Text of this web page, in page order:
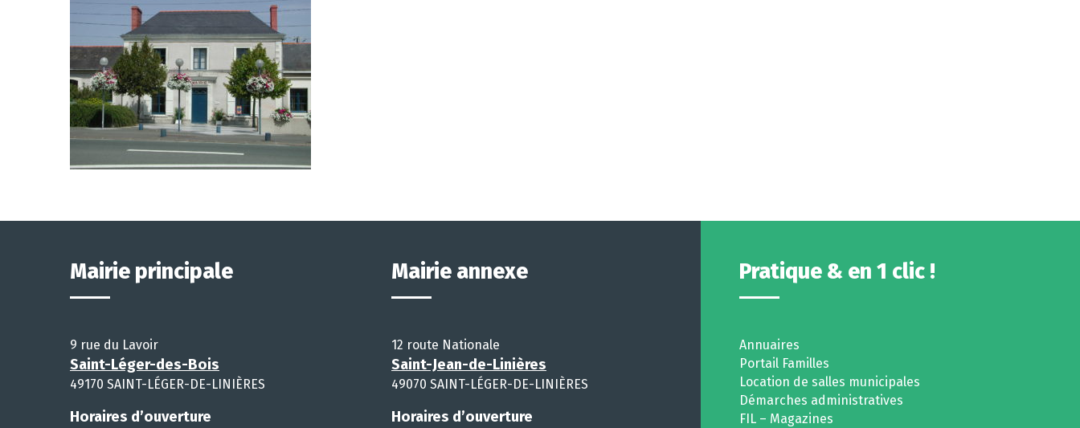
Mairie principale
9 rue du Lavoir
Saint-Léger-des-Bois
49170 SAINT-LÉGER-DE-LINIÈRES
Horaires d’ouverture
Mairie annexe
12 route Nationale
Saint-Jean-de-Linières
49070 SAINT-LÉGER-DE-LINIÈRES
Horaires d’ouverture
Pratique & en 1 clic !
Annuaires
Portail Familles
Location de salles municipales
Démarches administratives
FIL – Magazines